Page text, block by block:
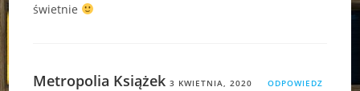
świetnie
Metropolia Książek 3 KWIETNIA, 2020 ODPOWIEDZ